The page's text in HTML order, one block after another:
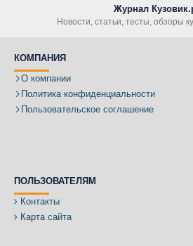
Журнал
Новости, статьи, тесты, обзоры
КОМПАНИЯ
О компании
Политика конфиденциальности
Пользовательское соглашение
ПОЛЬЗОВАТЕЛЯМ
Контакты
Карта сайта